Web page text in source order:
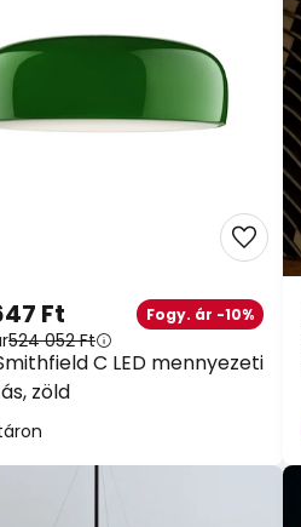
C LED mennyezeti
zöld
Ft Fogy. ár -10%
524 052 Ft